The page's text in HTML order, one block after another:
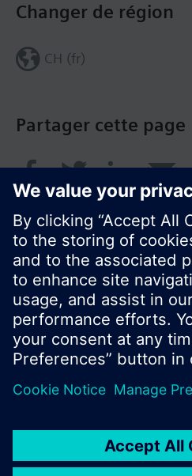
Partager cette page
Changer de région
CH (fr)
© Siemens Switzerland Ltd.
Le portefeuille des produits
Conditions d'utilisation